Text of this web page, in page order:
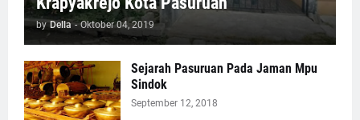
by Della - Oktober 04, 2019
Sejarah Pasuruan Pada Jaman Mpu
Sindok
September 12, 2018